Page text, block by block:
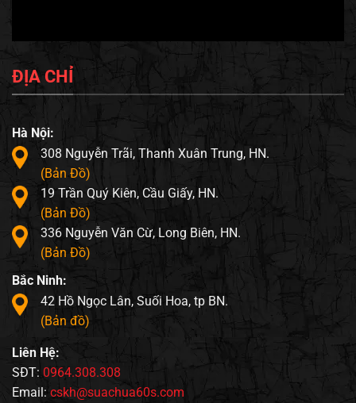
ĐỊA CHỈ
Hà Nội:
308 Nguyễn Trãi, Thanh Xuân Trung, HN.
(Bản Đồ)
19 Trần Quý Kiên, Cầu Giấy, HN.
(Bản Đồ)
336 Nguyễn Văn Cừ, Long Biên, HN.
(Bản Đồ)
Bắc Ninh:
42 Hồ Ngọc Lân, Suối Hoa, tp BN.
(Bản đồ)
Liên Hệ:
SĐT: 0964.308.308
Email: cskh@suachua60s.com